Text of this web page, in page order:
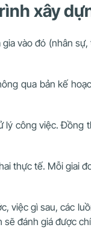
xây
vào đó (nhân
qua bản kế
công việc.
thực tế. Mỗi giai
việc gì sau, các
đánh giá được